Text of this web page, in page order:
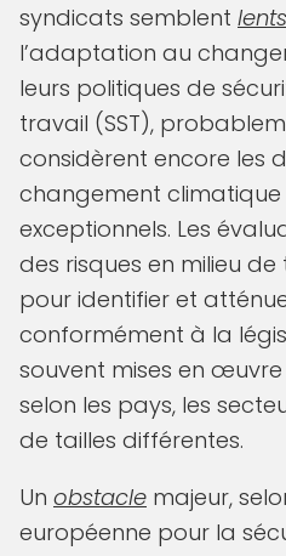
syndicats semblent lents
l’adaptation au
leurs politiques de
travail (SST),
considèrent encore les
changement
exceptionnels. Les
des risques en milieu
pour identifier et
conformément à la
souvent mises en œuvre
selon les pays, les
de tailles différentes.
Un obstacle majeur,
européenne pour la